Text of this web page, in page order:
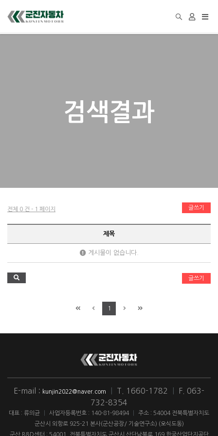
검색결과
전체 0 건 - 1 페이지 글쓰기
제목
게시물이 없습니다.
글쓰기
1
E-mail : kunjin2022@naver.com T. 1660-1782
F. 063-
732-8354
대표 : 류의균 사업자등록번호 : 140-81-98494
주소 : 54004 전북특별자치도
군산시 외항로 925-21 본사(군산공장/ 기술연구소) (오식도동)
군산 R&D센터 : 54001. 전북특별자치도 군산시 산단남북로 169 한국산업단지공단